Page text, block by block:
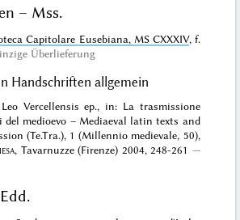
– Mss.
Capitolare Eusebiana, MS CXXXIV, f.
Überlieferung
Handschriften allgemein
Vercellensis ep., in: La trasmissione
medioevo – Mediaeval latin texts and
(Te.Tra.), 1 (Millennio medievale, 50),
, Tavarnuzze (Firenze) 2004, 248-261